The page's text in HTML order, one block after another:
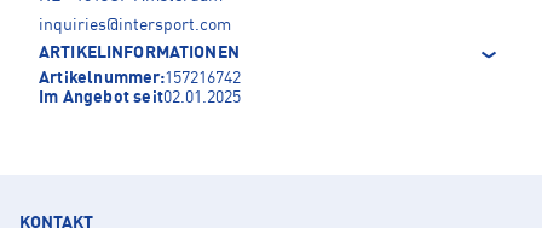
inquiries@intersport.com
ARTIKELINFORMATIONEN
Artikelnummer:157216742
Im Angebot seit02.01.2025
KONTAKT